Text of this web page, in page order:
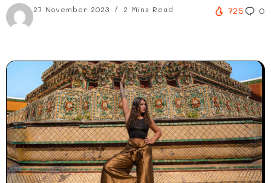
27 November 2023 2 Mins Read 725 0